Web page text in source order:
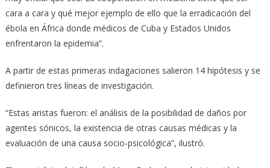
cara a cara y qué mejor ejemplo de ello que la erradicación del
ébola en África donde médicos de Cuba y Estados Unidos
enfrentaron la epidemia”.
A partir de estas primeras indagaciones salieron 14 hipótesis y se
definieron tres líneas de investigación.
“Estas aristas fueron: el análisis de la posibilidad de daños por
agentes sónicos, la existencia de otras causas médicas y la
evaluación de una causa socio-psicológica”, ilustró.